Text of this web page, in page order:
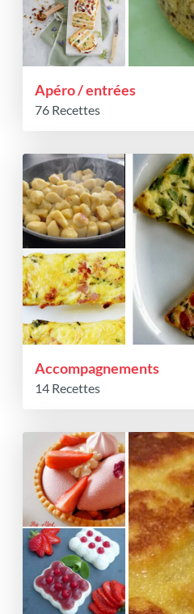
Apéro / entrées
76 Recettes
Accompagnements
14 Recettes